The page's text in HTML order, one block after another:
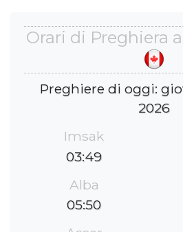
Orari di Preghiera
Preghiere di oggi:
2026
Imsak
03:49
Alba
05:50